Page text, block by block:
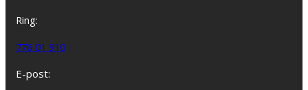
Ring:
776 01 910
E-post: